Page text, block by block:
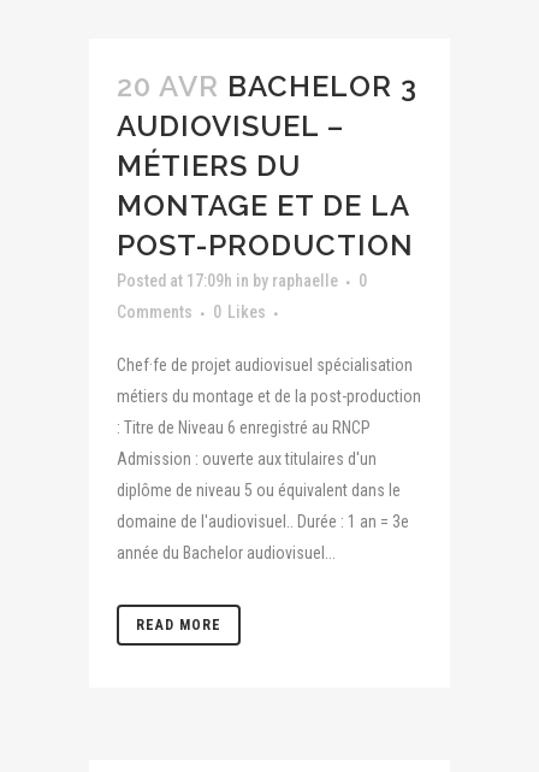
20 AVR BACHELOR 3
AUDIOVISUEL –
MÉTIERS DU
MONTAGE ET DE LA
POST-PRODUCTION
Posted at 17:09h in by raphaelle
0
Comments
0 Likes
Chef·fe de projet audiovisuel spécialisation
métiers du montage et de la post-production
: Titre de Niveau 6 enregistré au RNCP
Admission : ouverte aux titulaires d'un
diplôme de niveau 5 ou équivalent dans le
domaine de l'audiovisuel.. Durée : 1 an = 3e
année du Bachelor audiovisuel...
READ MORE